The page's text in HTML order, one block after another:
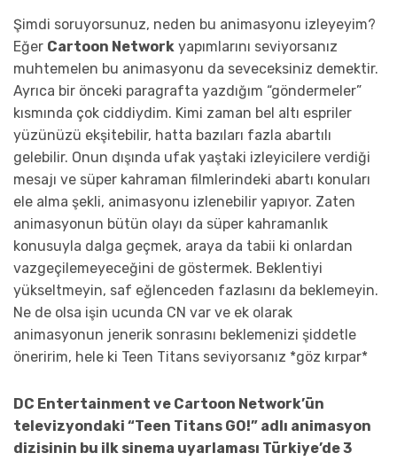
Şimdi soruyorsunuz, neden bu animasyonu izleyeyim?
Eğer Cartoon Network yapımlarını seviyorsanız
muhtemelen bu animasyonu da seveceksiniz demektir.
Ayrıca bir önceki paragrafta yazdığım “göndermeler”
kısmında çok ciddiydim. Kimi zaman bel altı espriler
yüzünüzü ekşitebilir, hatta bazıları fazla abartılı
gelebilir. Onun dışında ufak yaştaki izleyicilere verdiği
mesajı ve süper kahraman filmlerindeki abartı konuları
ele alma şekli, animasyonu izlenebilir yapıyor. Zaten
animasyonun bütün olayı da süper kahramanlık
konusuyla dalga geçmek, araya da tabii ki onlardan
vazgeçilemeyeceğini de göstermek. Beklentiyi
yükseltmeyin, saf eğlenceden fazlasını da beklemeyin.
Ne de olsa işin ucunda CN var ve ek olarak
animasyonun jenerik sonrasını beklemenizi şiddetle
öneririm, hele ki Teen Titans seviyorsanız *göz kırpar*
DC Entertainment ve Cartoon Network’ün
televizyondaki “Teen Titans GO!” adlı animasyon
dizisinin bu ilk sinema uyarlaması Türkiye’de 3